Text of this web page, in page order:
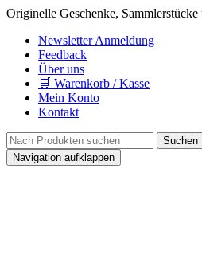
Originelle Geschenke, Sammlerstücke
Newsletter Anmeldung
Feedback
Über uns
🛒 Warenkorb / Kasse
Mein Konto
Kontakt
Navigation aufklappen